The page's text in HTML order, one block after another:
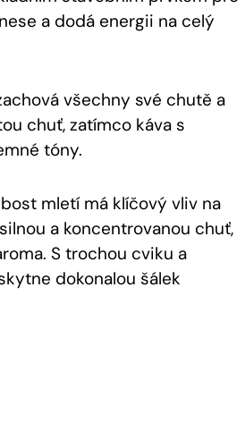
a dodá energii na celý
všechny své chutě a
chuť, zatímco káva s
tóny.
mletí má klíčový vliv na
a koncentrovanou chuť,
S trochou cviku a
dokonalou šálek